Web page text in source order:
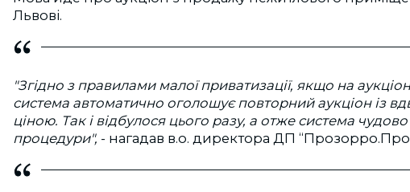
Львові.
"Згідно з правилами малої приватизації, якщо на
система автоматично оголошує повторний аукціон із
ціною. Так і відбулося цього разу, а отже система чудово
процедури", - нагадав в.о. директора ДП